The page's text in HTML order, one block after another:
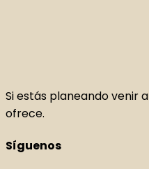
Si estás planeando venir a
ofrece.
Síguenos